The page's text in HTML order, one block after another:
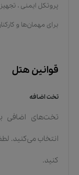
پروتکل ایمنی ،
برای مهمان‌ها و
قوانین هتل
تخت اضافه
تخت‌های اضافی
انتخاب می‌کنید.
کنید.